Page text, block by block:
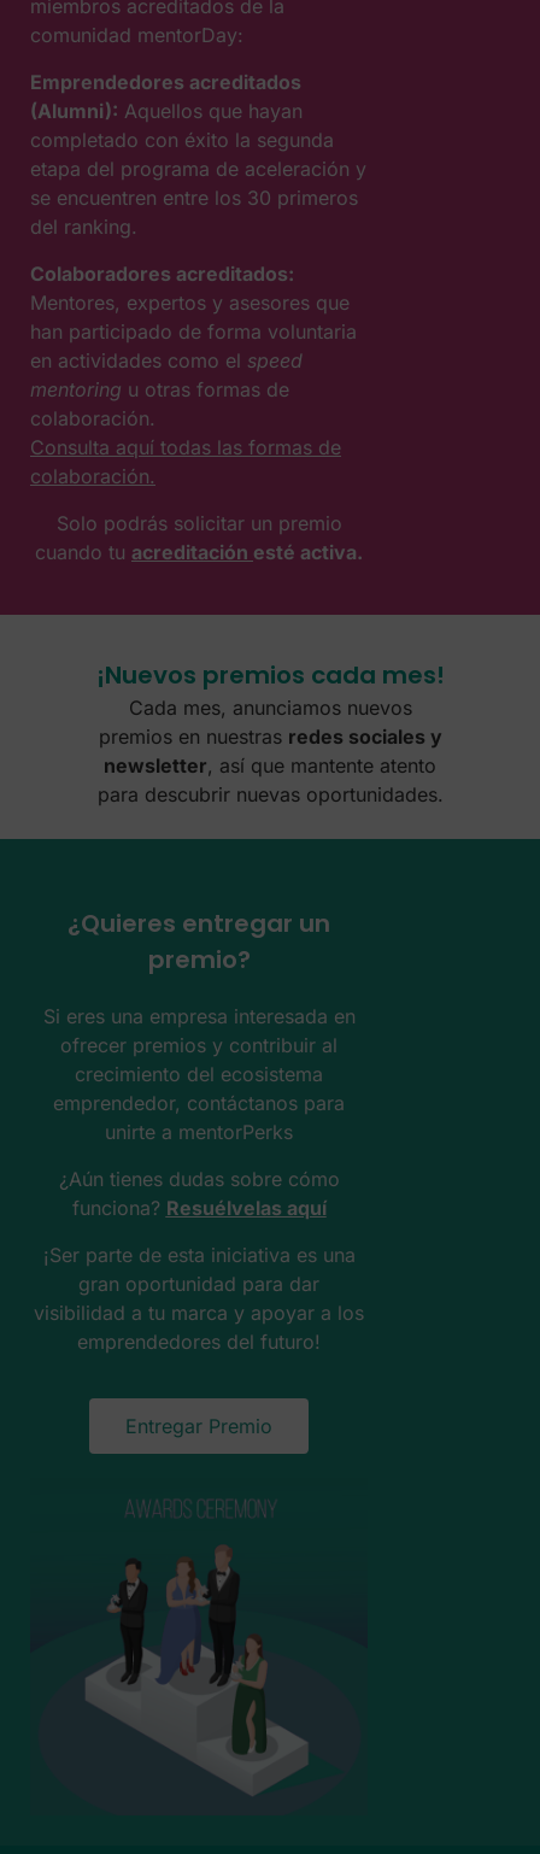
miembros acreditados de la
comunidad mentorDay:
Emprendedores acreditados
(Alumni): Aquellos que hayan
completado con éxito la segunda
etapa del programa de aceleración y
se encuentren entre los 30 primeros
del ranking.
Colaboradores acreditados:
Mentores, expertos y asesores que
han participado de forma voluntaria
en actividades como el speed
mentoring u otras formas de
colaboración.
Consulta aquí todas las formas de
colaboración.
Solo podrás solicitar un premio
cuando tu acreditación esté activa.
¡Nuevos premios cada mes!
Cada mes, anunciamos nuevos
premios en nuestras redes sociales y
newsletter, así que mantente atento
para descubrir nuevas oportunidades.
¿Quieres entregar un
premio?
Si eres una empresa interesada en
ofrecer premios y contribuir al
crecimiento del ecosistema
emprendedor, contáctanos para
unirte a mentorPerks
¿Aún tienes dudas sobre cómo
funciona? Resuélvelas aquí
¡Ser parte de esta iniciativa es una
gran oportunidad para dar
visibilidad a tu marca y apoyar a los
emprendedores del futuro!
Entregar Premio